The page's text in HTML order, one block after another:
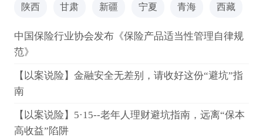
陕西 甘肃 新疆 宁夏 青海 西藏
中国保险行业协会发布《保险产品适当性管理自律规
范》
【以案说险】金融安全无差别，请收好这份“避坑”指
南
【以案说险】5·15--老年人理财避坑指南，远离“保本
高收益”陷阱